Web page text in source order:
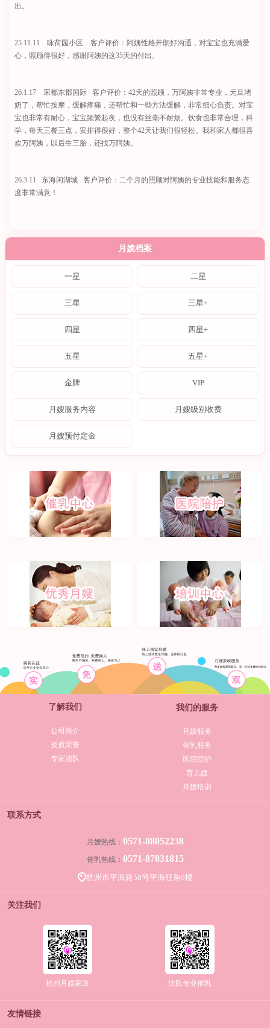
出。
25.11.11 咏荷园小区 客户评价：阿姨性格开朗好沟通，对宝宝也充满爱
心，照顾得很好，感谢阿姨的这35天的付出。
26.1.17 宋都东郡国际 客户评价：42天的照顾，万阿姨非常专业，元旦堵
奶了，帮忙按摩，缓解疼痛，还帮忙和一些方法缓解，非常细心负责。对宝
宝也非常有耐心，宝宝频繁起夜，也没有丝毫不耐烦。饮食也非常合理，科
学，每天三餐三点，安排得很好，整个42天让我们很轻松。我和家人都很喜
欢万阿姨，以后生三胎，还找万阿姨。
26.3.11 东海闲湖城 客户评价：二个月的照顾对阿姨的专业技能和服务态
度非常满意！
月嫂档案
一星 二星
三星 三星+
四星 四星+
五星 五星+
金牌 VIP
月嫂服务内容 月嫂级别收费
月嫂预付定金
了解我们
公司简介
资质荣誉
专家团队
我们的服务
月嫂服务
催乳服务
医院陪护
育儿嫂
月嫂培训
联系方式
月嫂热线： 0571-88052238
催乳热线： 0571-87831815
杭州市平海路58号平海旺角9楼
关注我们
杭州月嫂家政 沈氏专业催乳
友情链接